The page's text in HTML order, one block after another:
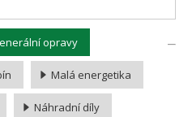
opravy
Malá energetika
Náhradní díly